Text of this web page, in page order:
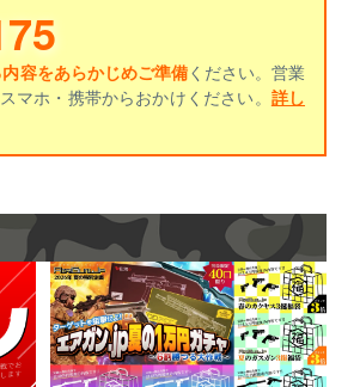
容をあらかじめご準備ください。営業
ホ・携帯からおかけください。 詳し